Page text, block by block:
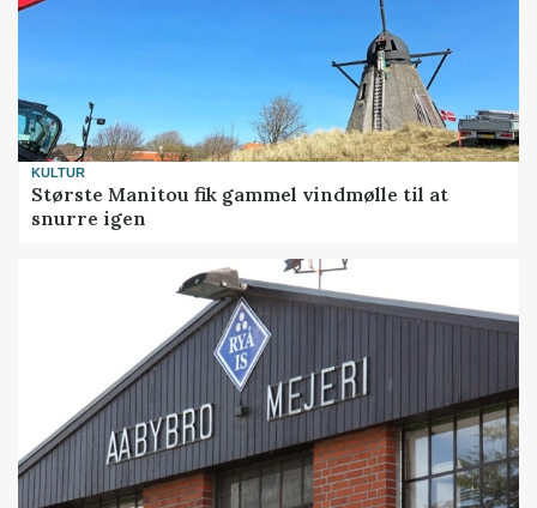
KULTUR
Største Manitou fik gammel vindmølle til at
snurre igen